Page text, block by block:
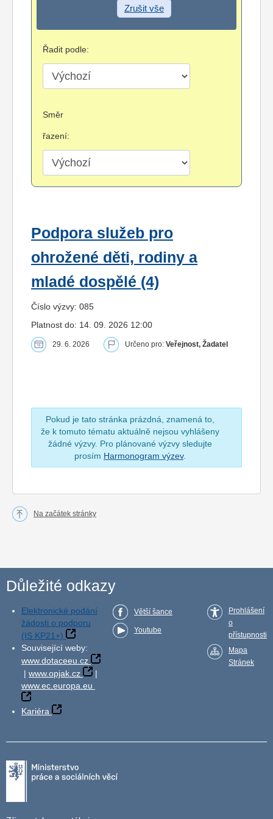
Zrušit vše
Řadit podle:
Směr
řazení:
Podpora služeb pro
ohrožené děti, rodiny a
mladé dospělé (4)
Číslo výzvy: 085
Platnost do: 14. 09. 2026 12:00
29. 6. 2026 Určeno pro: Veřejnost, Žadatel
Pokud je tato stránka prázdná, znamená to,
že k tomuto tématu aktuálně nejsou vyhlášeny
žádné výzvy. Pro plánované výzvy sledujte
prosím Harmonogram výzev.
Na začátek stránky
Důležité odkazy
Elektronické podání
žádosti o podporu
(IS KP21+)
Související weby:
www.dotaceeu.cz
| www.opjak.cz
|
www.ec.europa.eu
Kariéra
Větší šance
Youtube
Prohlášení
o
přístupnosti
Mapa
Stránek